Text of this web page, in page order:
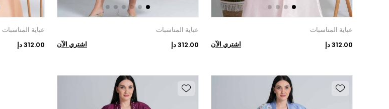
عباية المناسبات
312.00 دإ
اشتري الآن
عباية المناسبات
312.00 دإ
اشتري الآن
عباية المناسبات
312.00 دإ